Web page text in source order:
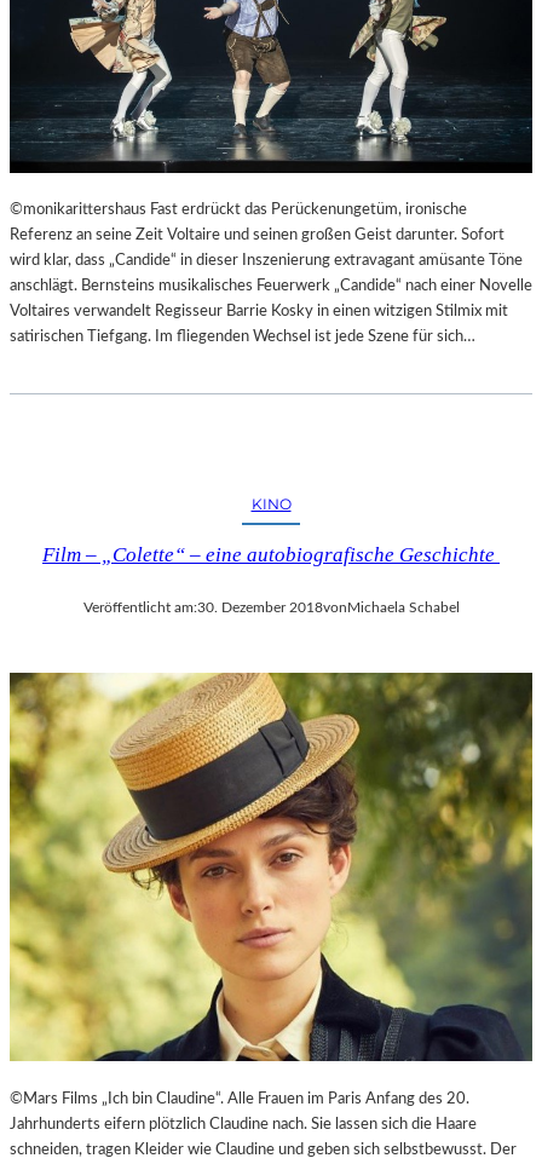
©monikarittershaus Fast erdrückt das Perückenungetüm, ironische
Referenz an seine Zeit Voltaire und seinen großen Geist darunter. Sofort
wird klar, dass „Candide“ in dieser Inszenierung extravagant amüsante Töne
anschlägt. Bernsteins musikalisches Feuerwerk „Candide“ nach einer Novelle
Voltaires verwandelt Regisseur Barrie Kosky in einen witzigen Stilmix mit
satirischen Tiefgang. Im fliegenden Wechsel ist jede Szene für sich…
KINO
Film – „Colette“ – eine autobiografische Geschichte
Veröffentlicht am:30. Dezember 2018vonMichaela Schabel
©Mars Films „Ich bin Claudine“. Alle Frauen im Paris Anfang des 20.
Jahrhunderts eifern plötzlich Claudine nach. Sie lassen sich die Haare
schneiden, tragen Kleider wie Claudine und geben sich selbstbewusst. Der